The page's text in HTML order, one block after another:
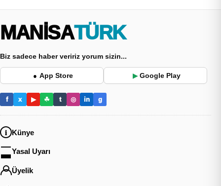
MANİSA TÜRK
Biz sadece haber veririz yorum sizin...
● App Store ▶ Google Play
f x ▶ ☘ t ◎ in g
Künye
Yasal Uyarı
Üyelik